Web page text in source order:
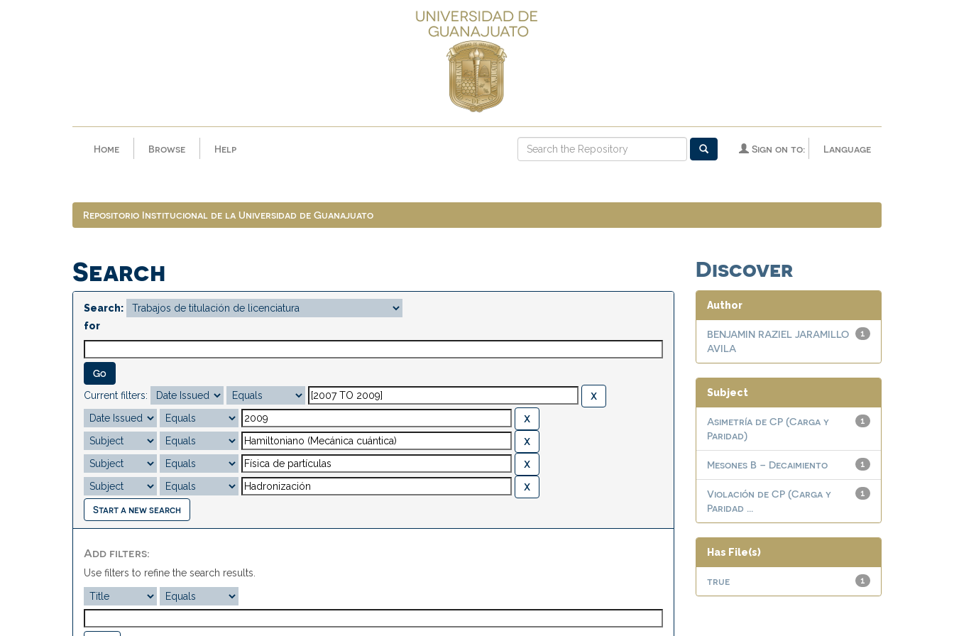
Home Browse Help Language
Sign on to:
Repositorio Institucional de la Universidad de Guanajuato
Search
Search:
for
Current filters:
Start a new search
Add filters:
Use filters to refine the search results.
Discover
Author
1
BENJAMIN RAZIEL JARAMILLO
AVILA
Subject
1
Asimetría de CP (Carga y
Paridad)
1
Mesones B – Decaimiento
1
Violación de CP (Carga y
Paridad ...
Has File(s)
1
true